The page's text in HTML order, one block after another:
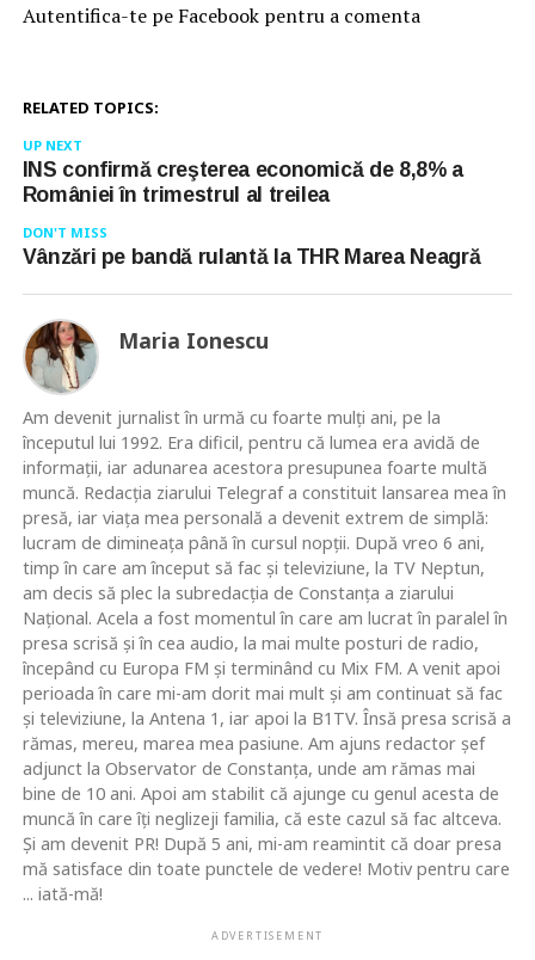
Autentifica-te pe Facebook pentru a comenta
RELATED TOPICS:
UP NEXT
INS confirmă creşterea economică de 8,8% a
României în trimestrul al treilea
DON'T MISS
Vânzări pe bandă rulantă la THR Marea Neagră
Maria Ionescu
Am devenit jurnalist în urmă cu foarte mulţi ani, pe la
începutul lui 1992. Era dificil, pentru că lumea era avidă de
informaţii, iar adunarea acestora presupunea foarte multă
muncă. Redacţia ziarului Telegraf a constituit lansarea mea în
presă, iar viaţa mea personală a devenit extrem de simplă:
lucram de dimineaţa până în cursul nopţii. După vreo 6 ani,
timp în care am început să fac şi televiziune, la TV Neptun,
am decis să plec la subredacţia de Constanţa a ziarului
Naţional. Acela a fost momentul în care am lucrat în paralel în
presa scrisă şi în cea audio, la mai multe posturi de radio,
începând cu Europa FM şi terminând cu Mix FM. A venit apoi
perioada în care mi-am dorit mai mult şi am continuat să fac
şi televiziune, la Antena 1, iar apoi la B1TV. Însă presa scrisă a
rămas, mereu, marea mea pasiune. Am ajuns redactor şef
adjunct la Observator de Constanţa, unde am rămas mai
bine de 10 ani. Apoi am stabilit că ajunge cu genul acesta de
muncă în care îţi neglizeji familia, că este cazul să fac altceva.
Şi am devenit PR! După 5 ani, mi-am reamintit că doar presa
mă satisface din toate punctele de vedere! Motiv pentru care
... iată-mă!
ADVERTISEMENT